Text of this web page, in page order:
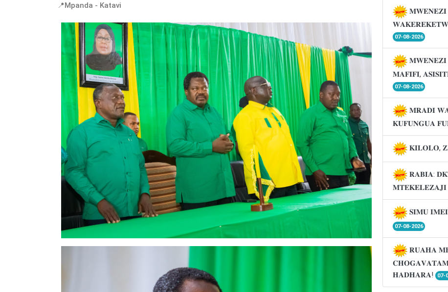
📍Mpanda - Katavi
𝐌𝐖𝐄𝐍𝐄𝐙𝐈
07-08-2026
𝐌𝐖𝐄𝐍𝐄𝐙𝐈
𝐌𝐀𝐅𝐈𝐅𝐈,
07-08-2026
𝐌𝐑𝐀𝐃𝐈
𝐊𝐔𝐅𝐔𝐍𝐆𝐔𝐀
𝐊𝐈𝐋𝐎𝐋𝐎,
𝐑𝐀𝐁𝐈𝐀:
𝐒𝐈𝐌𝐔
07-08-2026
𝐑𝐔𝐀𝐇𝐀
𝐇𝐀𝐃𝐇𝐀𝐑𝐀!
07-